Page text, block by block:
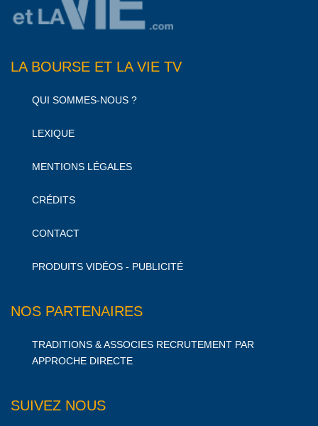
LA BOURSE ET LA VIE TV
QUI SOMMES-NOUS ?
LEXIQUE
MENTIONS LÉGALES
CRÉDITS
CONTACT
PRODUITS VIDÉOS - PUBLICITÉ
NOS PARTENAIRES
TRADITIONS & ASSOCIES RECRUTEMENT PAR
APPROCHE DIRECTE
SUIVEZ NOUS